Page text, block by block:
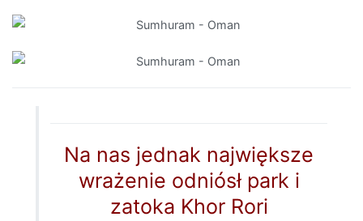
Na nas jednak największe
wrażenie odniósł park i
zatoka Khor Rori